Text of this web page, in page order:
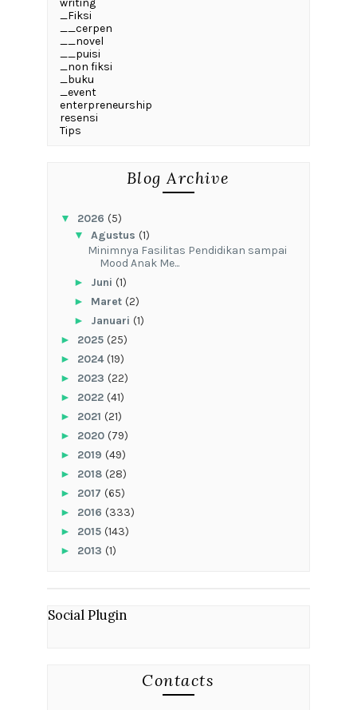
_Fiksi
__cerpen
__novel
__puisi
_non fiksi
_buku
_event
enterpreneurship
resensi
Tips
Blog Archive
▼ 2026 (5)
▼ Agustus (1)
‎Minimnya Fasilitas Pendidikan sampai
Mood Anak Me...
► Juni (1)
► Maret (2)
► Januari (1)
► 2025 (25)
► 2024(19)
► 2023 (22)
► 2022 (41)
► 2021 (21)
► 2020 (79)
► 2019 (49)
► 2018 (28)
► 2017 (65)
► 2016 (333)
► 2015 (143)
► 2013 (1)
Social Plugin
Contacts